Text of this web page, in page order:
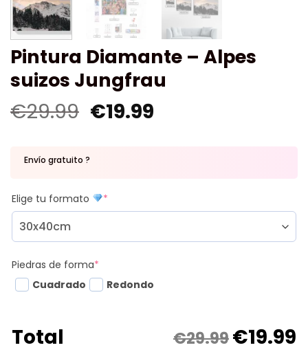
Pintura Diamante – Alpes
suizos Jungfrau
€29.99 €19.99
Envío gratuito ?
Elige tu formato *
Piedras de forma*
Cuadrado
Redondo
Total €29.99€19.99